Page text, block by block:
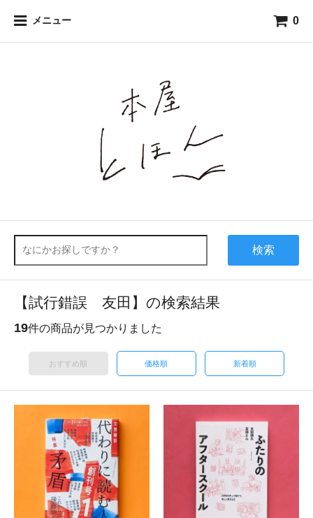
メニュー 0
検索
【試行錯誤 友田】の検索結果
19件の商品が見つかりました
おすすめ順 価格順 新着順